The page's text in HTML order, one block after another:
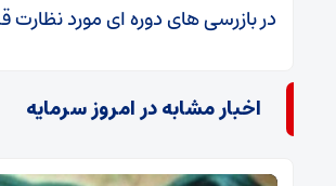
در بازرسی های دوره ای مورد نظارت
اخبار مشابه در امروز سرمایه